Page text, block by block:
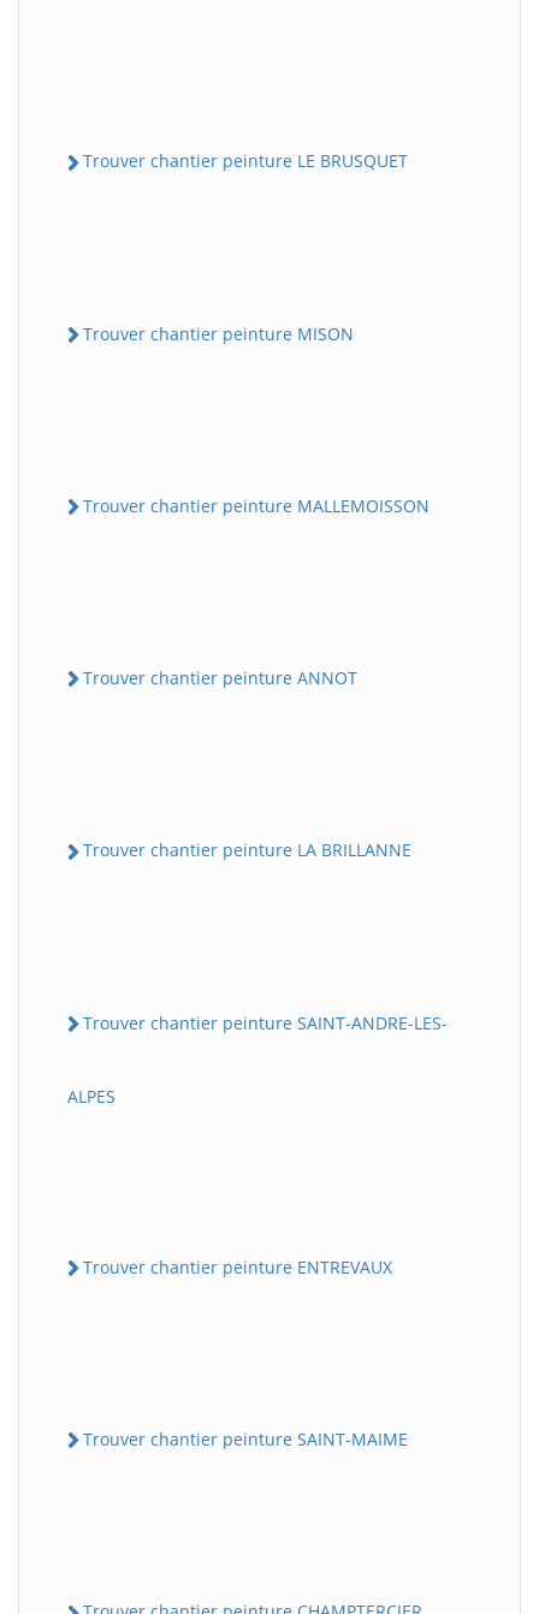
Trouver chantier peinture LE BRUSQUET
Trouver chantier peinture MISON
Trouver chantier peinture MALLEMOISSON
Trouver chantier peinture ANNOT
Trouver chantier peinture LA BRILLANNE
Trouver chantier peinture SAINT-ANDRE-LES-
ALPES
Trouver chantier peinture ENTREVAUX
Trouver chantier peinture SAINT-MAIME